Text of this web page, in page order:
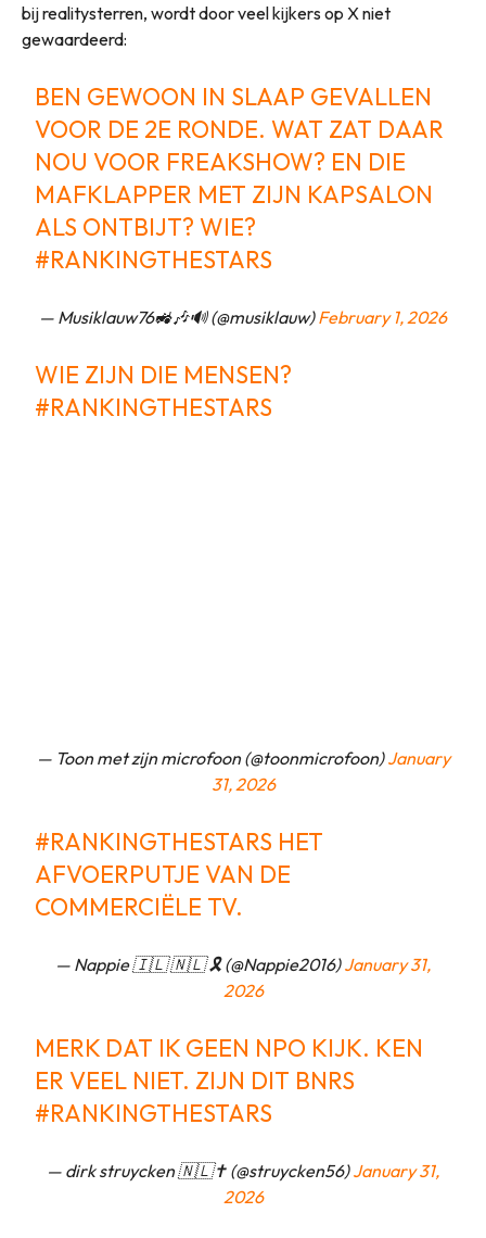
bij realitysterren, wordt door veel kijkers op X niet
gewaardeerd:
BEN GEWOON IN SLAAP GEVALLEN
VOOR DE 2E RONDE. WAT ZAT DAAR
NOU VOOR FREAKSHOW? EN DIE
MAFKLAPPER MET ZIJN KAPSALON
ALS ONTBIJT? WIE?
#RANKINGTHESTARS
— Musiklauw76🚜🎶🔊 (@musiklauw)February 1, 2026
WIE ZIJN DIE MENSEN?
#RANKINGTHESTARS
— Toon met zijn microfoon (@toonmicrofoon)January
31, 2026
#RANKINGTHESTARS HET
AFVOERPUTJE VAN DE
COMMERCIËLE TV.
— Nappie 🇮🇱 🇳🇱 🎗️ (@Nappie2016)January 31,
2026
MERK DAT IK GEEN NPO KIJK. KEN
ER VEEL NIET. ZIJN DIT BNRS
#RANKINGTHESTARS
— dirk struycken 🇳🇱✝️ (@struycken56)January 31,
2026